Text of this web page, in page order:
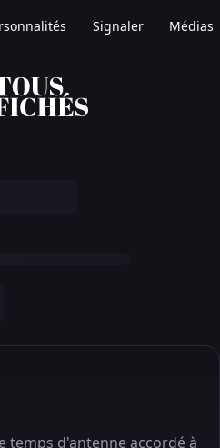
Signaler Médias
temps d'antenne accordé à